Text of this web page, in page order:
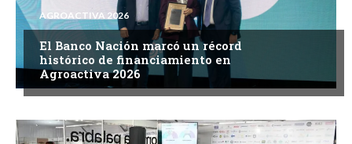
AGROACTIVA 2026
El Banco Nación marcó un récord
histórico de financiamiento en
Agroactiva 2026